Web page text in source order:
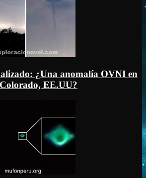
¿Una anomalía OVNI en
EE.UU?